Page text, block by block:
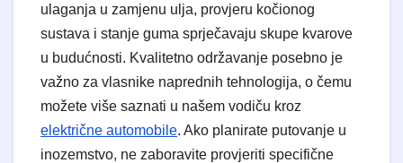
ulaganja u zamjenu ulja, provjeru kočionog
sustava i stanje guma sprječavaju skupe kvarove
u budućnosti. Kvalitetno održavanje posebno je
važno za vlasnike naprednih tehnologija, o čemu
možete više saznati u našem vodiču kroz
električne automobile. Ako planirate putovanje u
inozemstvo, ne zaboravite provjeriti specifične